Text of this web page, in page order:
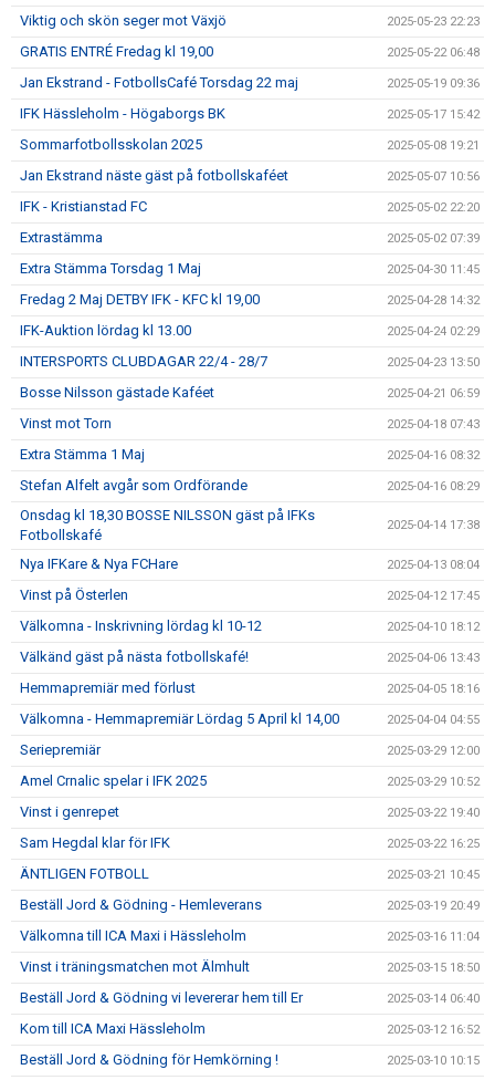
Viktig och skön seger mot Växjö 2025-05-23 22:23
GRATIS ENTRÉ Fredag kl 19,00 2025-05-22 06:48
Jan Ekstrand - FotbollsCafé Torsdag 22 maj 2025-05-19 09:36
IFK Hässleholm - Högaborgs BK 2025-05-17 15:42
Sommarfotbollsskolan 2025 2025-05-08 19:21
Jan Ekstrand näste gäst på fotbollskaféet 2025-05-07 10:56
IFK - Kristianstad FC 2025-05-02 22:20
Extrastämma 2025-05-02 07:39
Extra Stämma Torsdag 1 Maj 2025-04-30 11:45
Fredag 2 Maj DETBY IFK - KFC kl 19,00 2025-04-28 14:32
IFK-Auktion lördag kl 13.00 2025-04-24 02:29
INTERSPORTS CLUBDAGAR 22/4 - 28/7 2025-04-23 13:50
Bosse Nilsson gästade Kaféet 2025-04-21 06:59
Vinst mot Torn 2025-04-18 07:43
Extra Stämma 1 Maj 2025-04-16 08:32
Stefan Alfelt avgår som Ordförande 2025-04-16 08:29
Onsdag kl 18,30 BOSSE NILSSON gäst på IFKs
Fotbollskafé
2025-04-14 17:38
Nya IFKare & Nya FCHare 2025-04-13 08:04
Vinst på Österlen 2025-04-12 17:45
Välkomna - Inskrivning lördag kl 10-12 2025-04-10 18:12
Välkänd gäst på nästa fotbollskafé! 2025-04-06 13:43
Hemmapremiär med förlust 2025-04-05 18:16
Välkomna - Hemmapremiär Lördag 5 April kl 14,00 2025-04-04 04:55
Seriepremiär 2025-03-29 12:00
Amel Crnalic spelar i IFK 2025 2025-03-29 10:52
Vinst i genrepet 2025-03-22 19:40
Sam Hegdal klar för IFK 2025-03-22 16:25
ÄNTLIGEN FOTBOLL 2025-03-21 10:45
Beställ Jord & Gödning - Hemleverans 2025-03-19 20:49
Välkomna till ICA Maxi i Hässleholm 2025-03-16 11:04
Vinst i träningsmatchen mot Älmhult 2025-03-15 18:50
Beställ Jord & Gödning vi levererar hem till Er 2025-03-14 06:40
Kom till ICA Maxi Hässleholm 2025-03-12 16:52
Beställ Jord & Gödning för Hemkörning ! 2025-03-10 10:15